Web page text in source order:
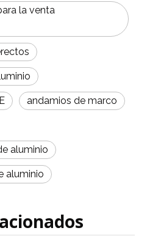
la venta
andamios de marco
aluminio
aluminio